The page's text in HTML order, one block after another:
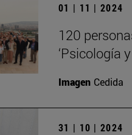
01 | 11 | 2024
120
‘Psicología
Imagen Cedida
31 | 10 | 2024